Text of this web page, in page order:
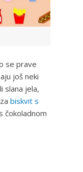
se prave
još neki
slana jela,
biskvit s
čokoladnom